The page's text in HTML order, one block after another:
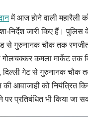
में आज होने वाली महारैली
निर्देश जारी किए हैं।
से गुरुनानक चौक तक
गोलचक्कर कमला मार्केट तक
दिल्ली गेट से गुरुनानक चौक
की आवाजाही को नियंत्रित
प्रतिबंधित भी किया जा